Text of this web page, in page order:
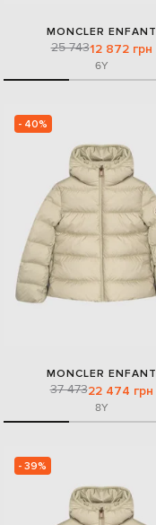
MONCLER ENFANT
25 74312 872 грн
6Y
- 40%
MONCLER ENFANT
37 47322 474 грн
8Y
- 39%